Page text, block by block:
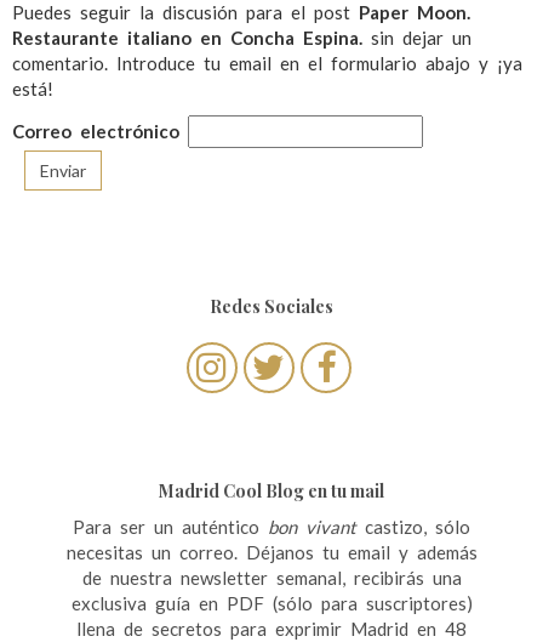
Puedes seguir la discusión para el post Paper Moon.
Restaurante italiano en Concha Espina. sin dejar un
comentario. Introduce tu email en el formulario abajo y ¡ya
está!
Correo electrónico
Redes Sociales
Madrid Cool Blog en tu mail
Para ser un auténtico bon vivantcastizo, sólo
necesitas un correo. Déjanos tu email y además
de nuestra newsletter semanal, recibirás una
exclusiva guía en PDF (sólo para suscriptores)
llena de secretos para exprimir Madrid en 48